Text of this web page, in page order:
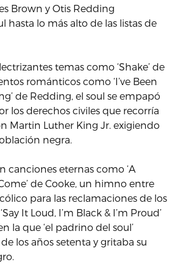
Brown y Otis Redding
hasta lo más alto de las listas de
temas como ‘Shake’ de
románticos como ‘I’ve Been
de Redding, el soul se empapó
los derechos civiles que recorría
Martin Luther King Jr. exigiendo
negra.
canciones eternas como ‘A
de Cooke, un himno entre
para las reclamaciones de los
It Loud, I’m Black & I’m Proud’
la que ‘el padrino del soul’
los años setenta y gritaba su